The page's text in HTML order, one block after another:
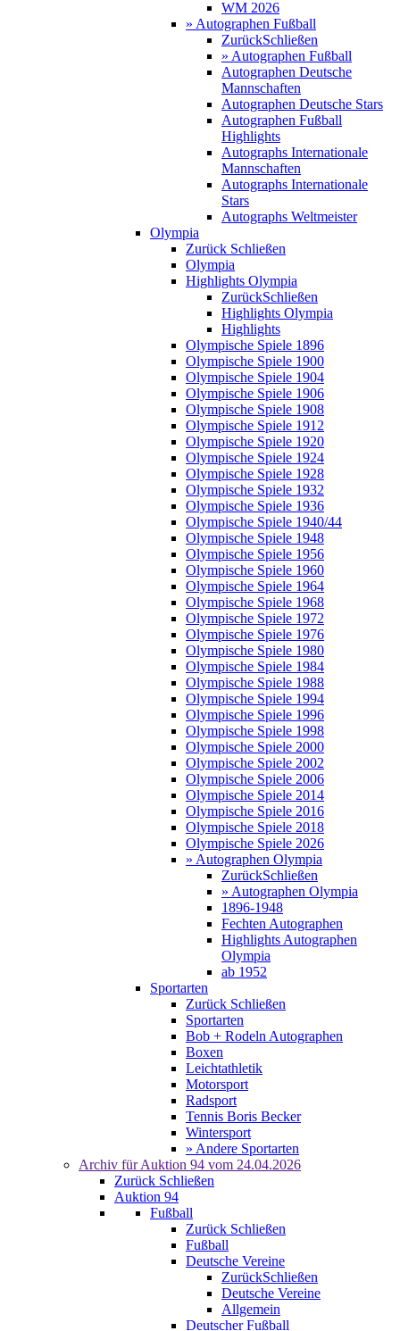
WM 2026
» Autographen Fußball
ZurückSchließen
» Autographen Fußball
Autographen Deutsche
Mannschaften
Autographen Deutsche Stars
Autographen Fußball
Highlights
Autographs Internationale
Mannschaften
Autographs Internationale
Stars
Autographs Weltmeister
Olympia
Zurück Schließen
Olympia
Highlights Olympia
ZurückSchließen
Highlights Olympia
Highlights
Olympische Spiele 1896
Olympische Spiele 1900
Olympische Spiele 1904
Olympische Spiele 1906
Olympische Spiele 1908
Olympische Spiele 1912
Olympische Spiele 1920
Olympische Spiele 1924
Olympische Spiele 1928
Olympische Spiele 1932
Olympische Spiele 1936
Olympische Spiele 1940/44
Olympische Spiele 1948
Olympische Spiele 1956
Olympische Spiele 1960
Olympische Spiele 1964
Olympische Spiele 1968
Olympische Spiele 1972
Olympische Spiele 1976
Olympische Spiele 1980
Olympische Spiele 1984
Olympische Spiele 1988
Olympische Spiele 1994
Olympische Spiele 1996
Olympische Spiele 1998
Olympische Spiele 2000
Olympische Spiele 2002
Olympische Spiele 2006
Olympische Spiele 2014
Olympische Spiele 2016
Olympische Spiele 2018
Olympische Spiele 2026
» Autographen Olympia
ZurückSchließen
» Autographen Olympia
1896-1948
Fechten Autographen
Highlights Autographen
Olympia
ab 1952
Sportarten
Zurück Schließen
Sportarten
Bob + Rodeln Autographen
Boxen
Leichtathletik
Motorsport
Radsport
Tennis Boris Becker
Wintersport
» Andere Sportarten
Archiv für Auktion 94 vom 24.04.2026
Zurück Schließen
Auktion 94
Fußball
Zurück Schließen
Fußball
Deutsche Vereine
ZurückSchließen
Deutsche Vereine
Allgemein
Deutscher Fußball